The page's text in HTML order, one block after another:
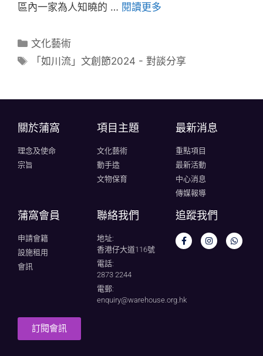
區內一家為人知曉的 … 閱讀更多
文化藝術
「如川流」文創節2024 - 對談分享
關於蒲窩​
理念及使命
宗旨
項目主題
文化藝術
動手造
文物保育
最新消息
重點項目
最新活動
中心消息
傳媒報導
蒲窩會員
申請會籍
設施租用
會訊
聯絡我們
地址:
香港仔大道116號
電話:
2873 2244
電郵:
enquiry@warehouse.org.hk
追蹤我們
訂閱會訊